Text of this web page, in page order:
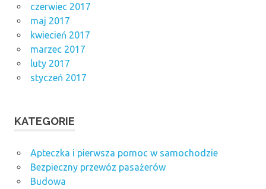
czerwiec 2017
maj 2017
kwiecień 2017
marzec 2017
luty 2017
styczeń 2017
KATEGORIE
Apteczka i pierwsza pomoc w samochodzie
Bezpieczny przewóz pasażerów
Budowa